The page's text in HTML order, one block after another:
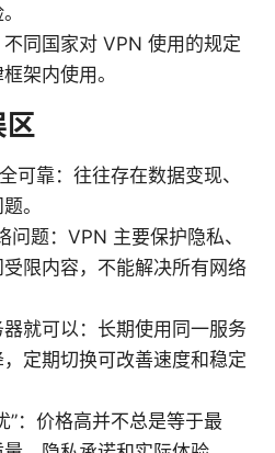
同国家对 VPN 使用的规定
架内使用。
可靠：往往存在数据变现、
。
题：VPN 主要保护隐私、
限内容，不能解决所有网络
就可以：长期使用同一服务
定期切换可改善速度和稳定
”：价格高并不总是等于最